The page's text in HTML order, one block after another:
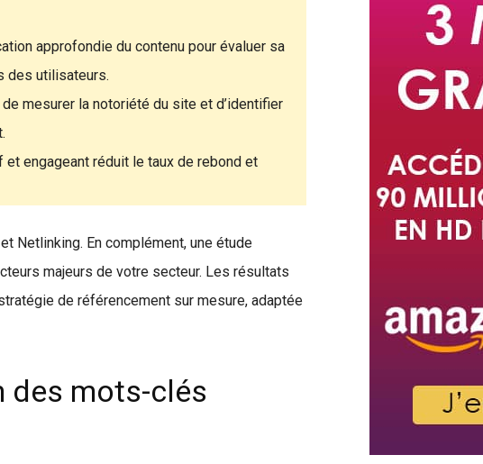
approfondie du contenu pour évaluer sa
des utilisateurs.
mesurer la notoriété du site et d’identifier
engageant réduit le taux de rebond et
Netlinking. En complément, une étude
majeurs de votre secteur. Les résultats
de référencement sur mesure, adaptée
des mots-clés